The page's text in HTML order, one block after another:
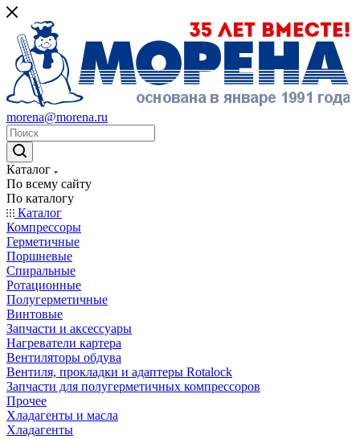
morena@morena.ru
Каталог
По всему сайту
По каталогу
Каталог
Компрессоры
Герметичные
Поршневые
Спиральные
Ротационные
Полугерметичные
Винтовые
Запчасти и аксессуары
Нагреватели картера
Вентиляторы обдува
Вентиля, прокладки и адаптеры Rotalock
Запчасти для полугерметичных компрессоров
Прочее
Хладагенты и масла
Хладагенты